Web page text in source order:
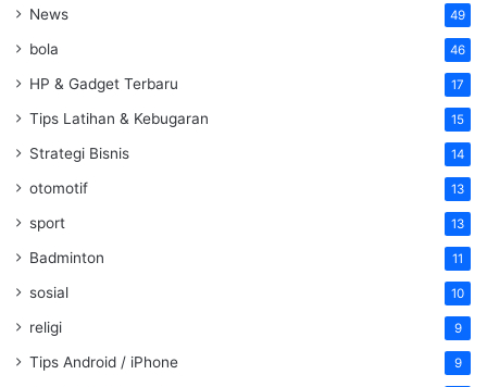
News 49
bola 46
HP & Gadget Terbaru 17
Tips Latihan & Kebugaran 15
Strategi Bisnis 14
otomotif 13
sport 13
Badminton 11
sosial 10
religi 9
Tips Android / iPhone 9